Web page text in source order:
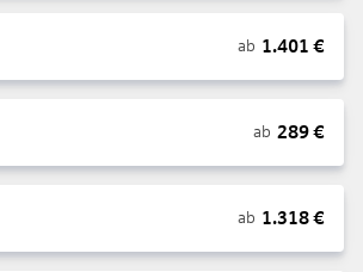
ab 1.401 €
ab 289€
ab 1.318€